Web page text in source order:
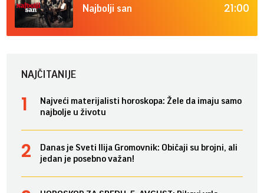
Najbolji san 21:00
NAJČITANIJE
Najveći materijalisti horoskopa: Žele da imaju samo
najbolje u životu
Danas je Sveti Ilija Gromovnik: Običaji su brojni, ali
jedan je posebno važan!